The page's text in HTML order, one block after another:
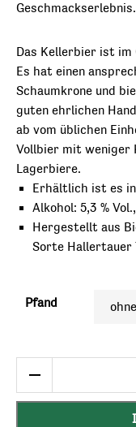
Geschmackserlebnis.
Das Kellerbier ist im
Es hat einen
Schaumkrone und
guten ehrlichen
ab vom üblichen
Vollbier mit weniger
Lagerbiere.
Erhältlich ist es
Alkohol: 5,3 %
Hergestellt aus
Sorte Hallertauer
Pfand
Menge